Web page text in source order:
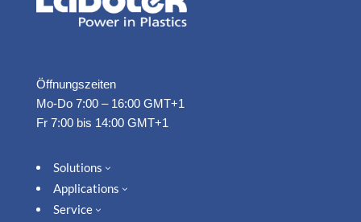
Öffnungszeiten
Mo-Do 7:00 – 16:00 GMT+1
Fr 7:00 bis 14:00 GMT+1
Solutions 3
Applications 3
Service3